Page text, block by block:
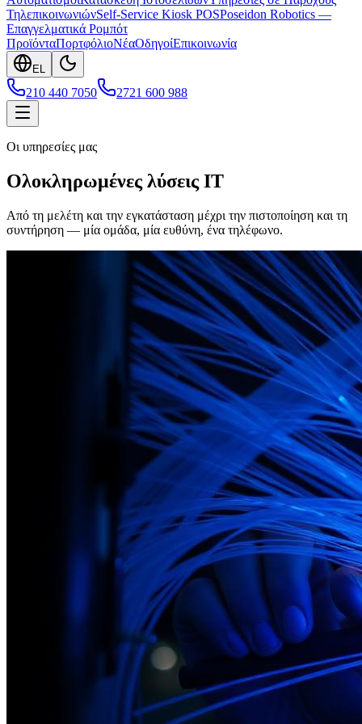
ΤηλεπικοινωνιώνSelf-Service Kiosk POSPoseidon Robotics —
Επαγγελματικά Ρομπότ
ΠροϊόνταΠορτφόλιοΝέαΟδηγοίΕπικοινωνία
EL
210 440 7050 2721 600 988
Οι υπηρεσίες μας
Ολοκληρωμένες λύσεις IT
Από τη μελέτη και την εγκατάσταση μέχρι την πιστοποίηση και τη
συντήρηση — μία ομάδα, μία ευθύνη, ένα τηλέφωνο.